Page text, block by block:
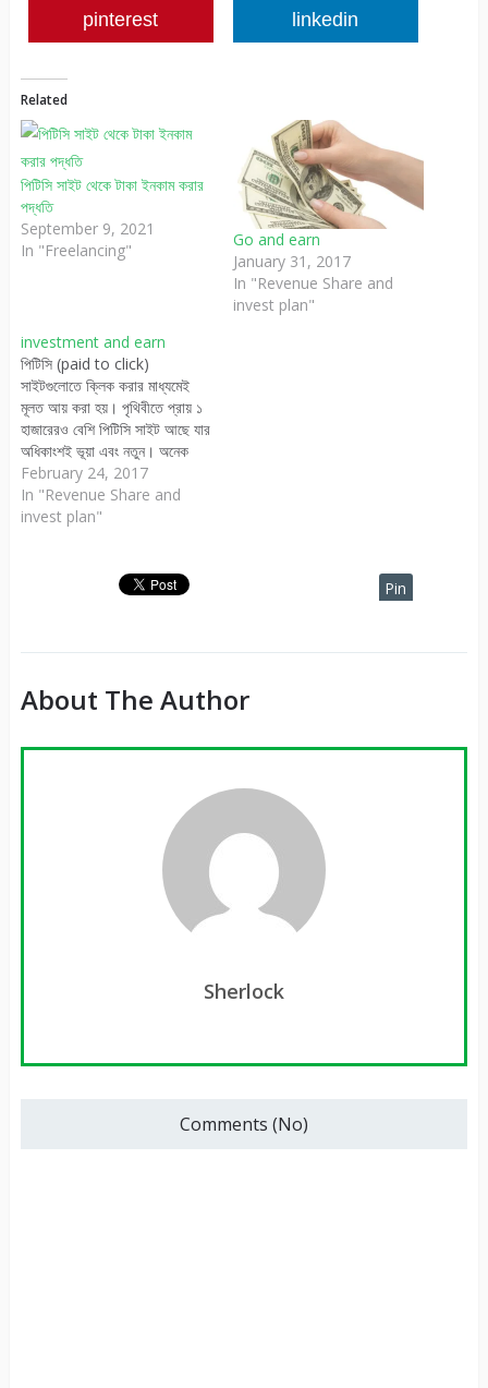
pinterest linkedin
Related
পিটিসি সাইট থেকে টাকা ইনকাম করার
পদ্ধতি
September 9, 2021
In "Freelancing"
Go and earn
January 31, 2017
In "Revenue Share and
invest plan"
investment and earn
পিটিসি (paid to click)
সাইটগুলোতে ক্লিক করার মাধ্যমেই
মূলত আয় করা হয়। পৃথিবীতে প্রায় ১
হাজারেরও বেশি পিটিসি সাইট আছে যার
অধিকাংশই ভূয়া এবং নতুন। অনেক
সাইটই আছে যারা কিছুদিন রান করার
পর উধাও হয়ে যায়। তাই পিটিসি
সাইটগুলোতে কাজ আরম্ভ করার পূর্বে
February 24, 2017
In "Revenue Share and
invest plan"
Pin
About The Author
Sherlock
Comments (No)